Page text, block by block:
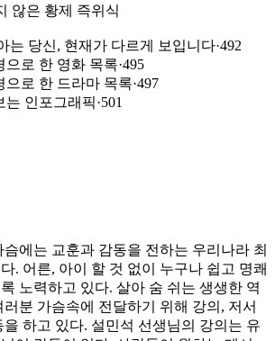
않은 황제 즉위식
는 당신, 현재가 다르게 보입니다·492
으로 한 영화 목록·495
으로 한 드라마 목록·497
인포그래픽·501
에는 교훈과 감동을 전하는 우리나라 최
. 어른, 아이 할 것 없이 누구나 쉽고 명쾌
노력하고 있다. 살아 숨 쉬는 생생한 역
분 가슴속에 전달하기 위해 강의, 저서
하고 있다. 설민석 선생님의 강의는 유